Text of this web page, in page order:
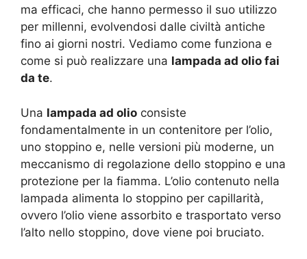
ma efficaci, che hanno permesso il suo utilizzo
per millenni, evolvendosi dalle civiltà antiche
fino ai giorni nostri. Vediamo come funziona e
come si può realizzare una lampada ad olio fai
da te.
Una lampada ad olio consiste
fondamentalmente in un contenitore per l’olio,
uno stoppino e, nelle versioni più moderne, un
meccanismo di regolazione dello stoppino e una
protezione per la fiamma. L’olio contenuto nella
lampada alimenta lo stoppino per capillarità,
ovvero l’olio viene assorbito e trasportato verso
l’alto nello stoppino, dove viene poi bruciato.